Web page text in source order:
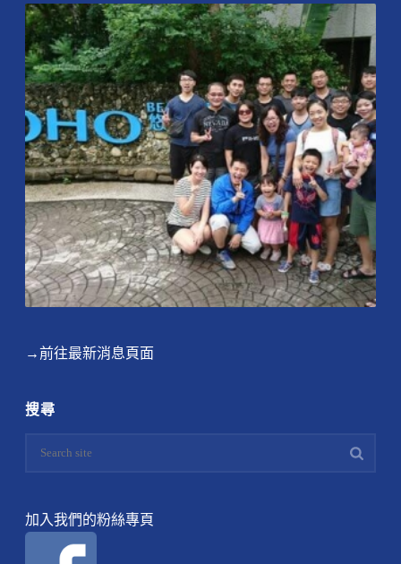
→前往最新消息頁面
搜尋
加入我們的粉絲專頁